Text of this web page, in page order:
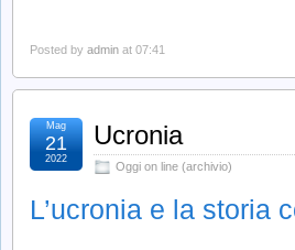
Posted by admin at 07:41
Ucronia
Oggi on line (archivio)
Mag
21
2022
L’ucronia e la storia